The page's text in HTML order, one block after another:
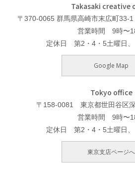
Takasaki creative
〒370-0065 群馬県高崎市末広町33-1
営業時間 9時〜
定休日 第2・4・5土曜日、
Google Map
Tokyo office
〒158-0081 東京都世田谷区
営業時間 9時〜
定休日 第2・4・5土曜日、
東京支店ページへ